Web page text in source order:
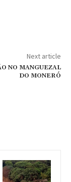
Next article
NO MANGUEZAL
DO MONERÓ